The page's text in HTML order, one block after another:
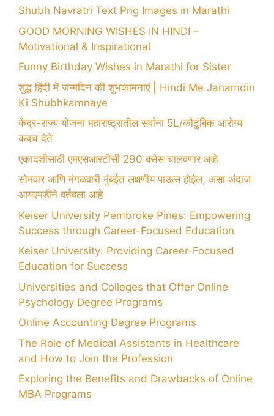
Shubh Navratri Text Png Images in Marathi
GOOD MORNING WISHES IN HINDI –
Motivational & Inspirational
Funny Birthday Wishes in Marathi for Sister
शुद्ध हिंदी में जन्मदिन की शुभकामनाएं | Hindi Me Janamdin
Ki Shubhkamnaye
केंद्र-राज्य योजना महाराष्ट्रातील सर्वांना 5L/कौटुंबिक आरोग्य
कवच देते
एकादशीसाठी एमएसआरटीसी 290 बसेस चालवणार आहे
सोमवार आणि मंगळवारी मुंबईत लक्षणीय पाऊस होईल, असा अंदाज
आयएमडीने वर्तवला आहे
Keiser University Pembroke Pines: Empowering
Success through Career-Focused Education
Keiser University: Providing Career-Focused
Education for Success
Universities and Colleges that Offer Online
Psychology Degree Programs
Online Accounting Degree Programs
The Role of Medical Assistants in Healthcare
and How to Join the Profession
Exploring the Benefits and Drawbacks of Online
MBA Programs